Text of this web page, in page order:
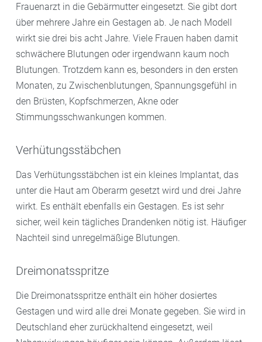
Frauenarzt in die Gebärmutter eingesetzt. Sie gibt dort
über mehrere Jahre ein Gestagen ab. Je nach Modell
wirkt sie drei bis acht Jahre. Viele Frauen haben damit
schwächere Blutungen oder irgendwann kaum noch
Blutungen. Trotzdem kann es, besonders in den ersten
Monaten, zu Zwischenblutungen, Spannungsgefühl in
den Brüsten, Kopfschmerzen, Akne oder
Stimmungsschwankungen kommen.
Verhütungsstäbchen
Das Verhütungsstäbchen ist ein kleines Implantat, das
unter die Haut am Oberarm gesetzt wird und drei Jahre
wirkt. Es enthält ebenfalls ein Gestagen. Es ist sehr
sicher, weil kein tägliches Drandenken nötig ist. Häufiger
Nachteil sind unregelmäßige Blutungen.
Dreimonatsspritze
Die Dreimonatsspritze enthält ein höher dosiertes
Gestagen und wird alle drei Monate gegeben. Sie wird in
Deutschland eher zurückhaltend eingesetzt, weil